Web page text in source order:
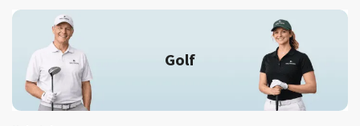
Golf